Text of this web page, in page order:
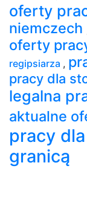
oferty
niemczech
oferty
regipsiarza ,
pracy dla
legalna
aktualne
pracy
granicą